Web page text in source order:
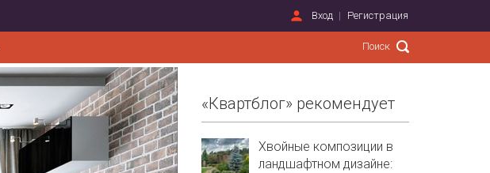
Вход Регистрация
«Квартблог» рекомендует
Хвойные композиции в
ландшафтном дизайне: